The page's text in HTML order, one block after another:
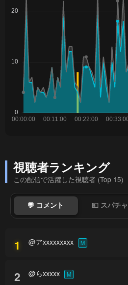
視聴者ランキング
この配信で活躍した視聴者 (Top 15)
💬 コメント 💴 スパチャ
1 @アxxxxxxxxx M
2 @らxxxxx M